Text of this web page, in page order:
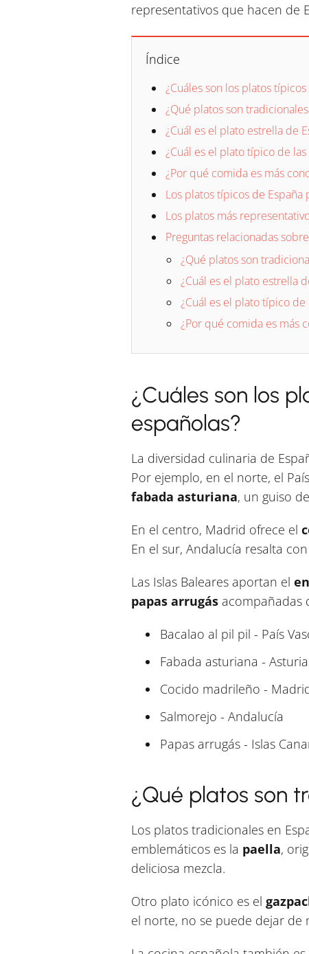
representativos que hacen de
Índice
¿Cuáles son los platos
¿Qué platos son
¿Cuál es el plato estrella de
¿Cuál es el plato típico de las
¿Por qué comida es más
Los platos típicos de España
Los platos más
Preguntas relacionadas
¿Qué platos son
¿Cuál es el plato estrella
¿Cuál es el plato típico de
¿Por qué comida es más
¿Cuáles son los
españolas?
La diversidad culinaria de
Por ejemplo, en el norte, el
fabada asturiana, un guiso
En el centro, Madrid ofrece el
En el sur, Andalucía resalta
Las Islas Baleares aportan el
papas arrugásacompañadas
Bacalao al pil pil - País
Fabada asturiana -
Cocido madrileño -
Salmorejo - Andalucía
Papas arrugás - Islas
¿Qué platos son
Los platos tradicionales en
emblemáticos es la paella,
deliciosa mezcla.
Otro plato icónico es el
el norte, no se puede dejar de